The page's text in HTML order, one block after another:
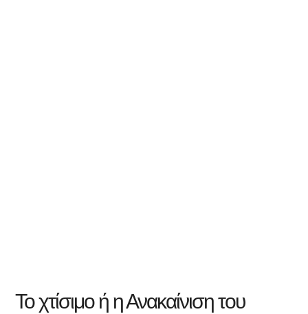
Το χτίσιμο ή η Ανακαίνιση του